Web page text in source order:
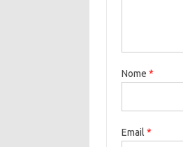
Nome *
Email *